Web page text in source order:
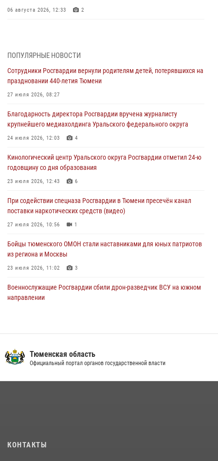
06 августа 2026, 12:33 2
06 августа 2026, 04:41 3
Росгвардейцы в Тюменской области почтили память генерала
армии Ивана Кирилловича Яковлева
05 августа 2026, 11:03
В Тюмени офицер Росгвардии в радиоэфире напомнил гражданам о
мерах безопасного владения оружием
05 августа 2026, 09:56
Военнослужащие Росгвардии сбили дрон-разведчик ВСУ на южном
направлении
05 августа 2026, 05:35
Стальной характер продемонстрировали росгвардейцы в ходе
масштабных спортивных событий на Урале
05 августа 2026, 05:22
ПОПУЛЯРНЫЕ НОВОСТИ
Сотрудники Росгвардии вернули родителям детей, потерявшихся на
праздновании 440-летия Тюмени
27 июля 2026, 08:27
Благодарность директора Росгвардии вручена журналисту
крупнейшего медиахолдинга Уральского федерального округа
24 июля 2026, 12:03 4
Кинологический центр Уральского округа Росгвардии отметил 24-ю
годовщину со дня образования
23 июля 2026, 12:43 6
При содействии спецназа Росгвардии в Тюмени пресечён канал
поставки наркотических средств (видео)
27 июля 2026, 10:56 1
Бойцы тюменского ОМОН стали наставниками для юных патриотов
из региона и Москвы
23 июля 2026, 11:02 3
Военнослужащие Росгвардии сбили дрон-разведчик ВСУ на южном
направлении
03 августа 2026, 07:23 1
Тюменская область
Официальный портал органов государственной власти
КОНТАКТЫ